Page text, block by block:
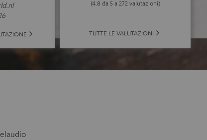
(4.8 da 5 a 272 valutazioni)
TUTTE LE VALUTAZIONI